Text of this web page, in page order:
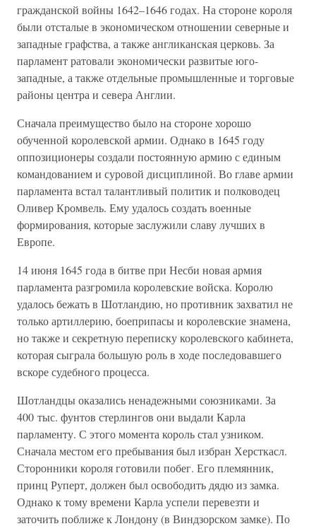
гражданской войны 1642–1646 годах. На стороне короля
были отсталые в экономическом отношении северные и
западные графства, а также англиканская церковь. За
парламент ратовали экономически развитые юго-
западные, а также отдельные промышленные и торговые
районы центра и севера Англии.
Сначала преимущество было на стороне хорошо
обученной королевской армии. Однако в 1645 году
оппозиционеры создали постоянную армию с единым
командованием и суровой дисциплиной. Во главе армии
парламента встал талантливый политик и полководец
Оливер Кромвель. Ему удалось создать военные
формирования, которые заслужили славу лучших в
Европе.
14 июня 1645 года в битве при Несби новая армия
парламента разгромила королевские войска. Королю
удалось бежать в Шотландию, но противник захватил не
только артиллерию, боеприпасы и королевские знамена,
но также и секретную переписку королевского кабинета,
которая сыграла большую роль в ходе последовавшего
вскоре судебного процесса.
Шотландцы оказались ненадежными союзниками. За
400 тыс. фунтов стерлингов они выдали Карла
парламенту. С этого момента король стал узником.
Сначала местом его пребывания был избран Херсткасл.
Сторонники короля готовили побег. Его племянник,
принц Руперт, должен был освободить дядю из замка.
Однако к тому времени Карла успели перевезти и
заточить поближе к Лондону (в Виндзорском замке). По